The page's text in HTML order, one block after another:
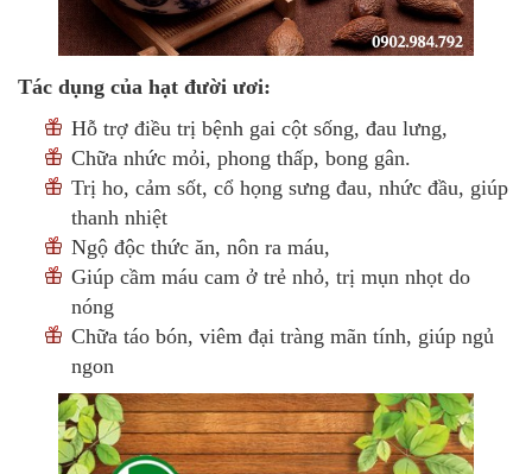
Tác dụng của hạt đười ươi:
Hỗ trợ điều trị bệnh gai cột sống, đau lưng,
Chữa nhức mỏi, phong thấp, bong gân.
Trị ho, cảm sốt, cổ họng sưng đau, nhức đầu, giúp
thanh nhiệt
Ngộ độc thức ăn, nôn ra máu,
Giúp cầm máu cam ở trẻ nhỏ, trị mụn nhọt do
nóng
Chữa táo bón, viêm đại tràng mãn tính, giúp ngủ
ngon